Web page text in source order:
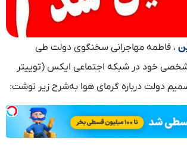
، فاطمه مهاجرانی سخنگوی دولت طی
خود در شبکه اجتماعی ایکس (توییتر
دولت درباره گرمای هوا به‌شرح زیر نوشت: